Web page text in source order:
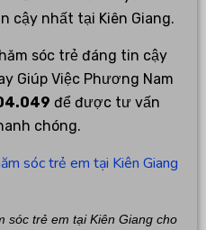
cậy nhất tại Kiên Giang.
sóc trẻ đáng tin cậy
Giúp Việc Phương Nam
để được tư vấn
chóng.
sóc trẻ em tại Kiên Giang cho